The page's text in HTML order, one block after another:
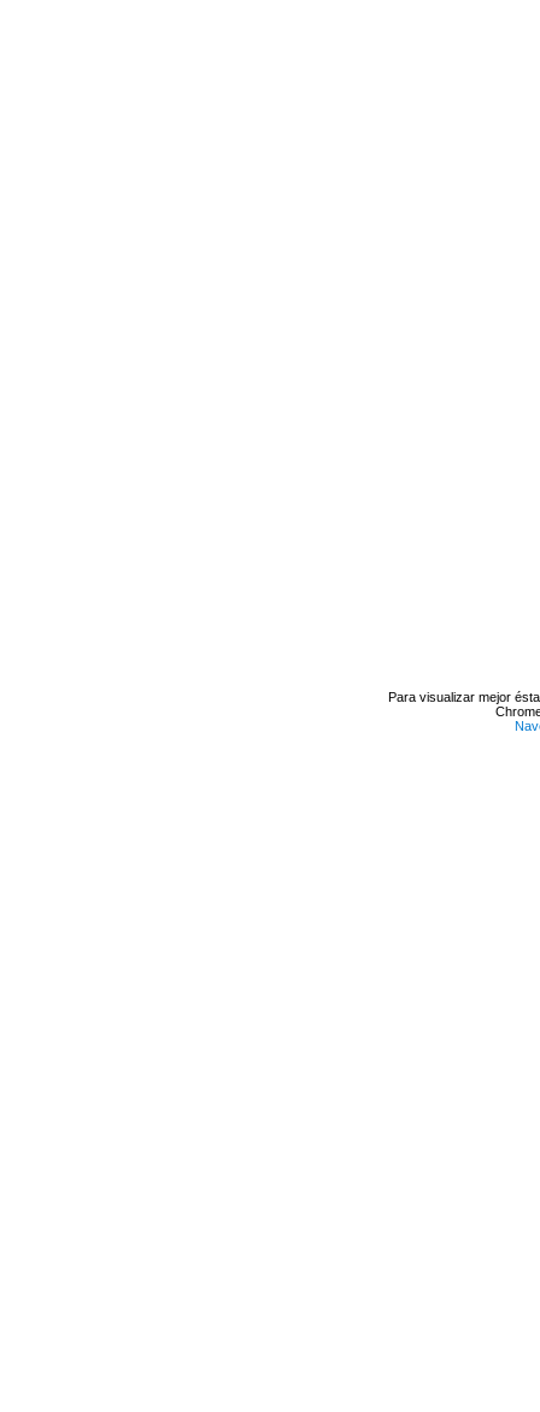
Para visualizar mejor